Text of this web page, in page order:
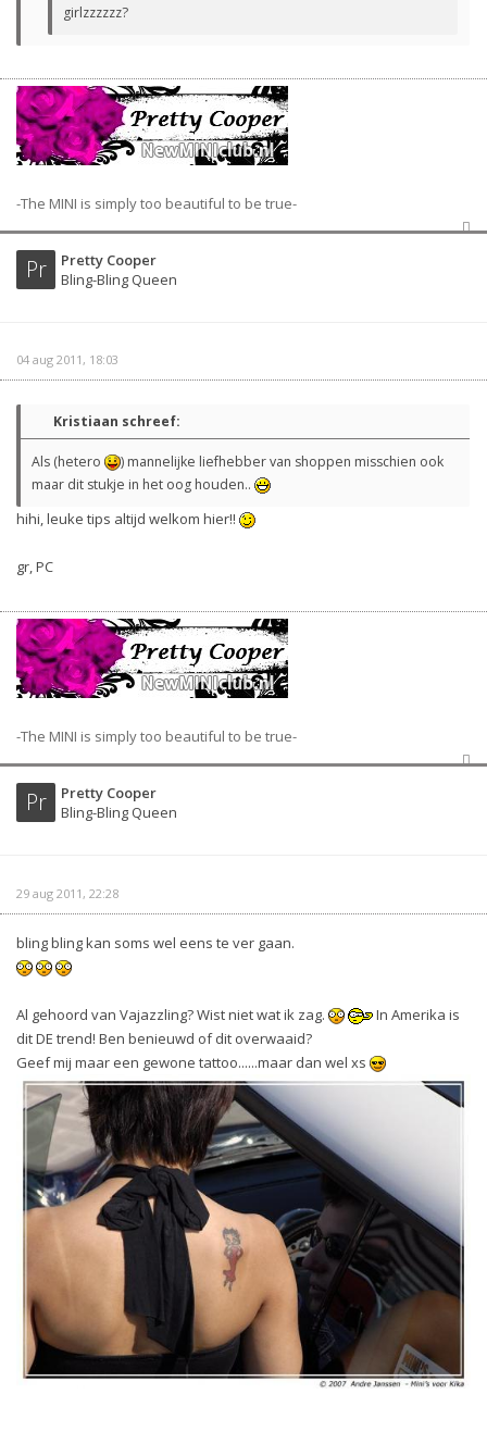
girlzzzzzz?
-The MINI is simply too beautiful to be true-
Pr
Pretty Cooper
Bling-Bling Queen
04 aug 2011, 18:03
Kristiaan schreef:
Als (hetero
) mannelijke liefhebber van shoppen misschien ook
maar dit stukje in het oog houden..
hihi, leuke tips altijd welkom hier!!
gr, PC
-The MINI is simply too beautiful to be true-
Pr
Pretty Cooper
Bling-Bling Queen
29 aug 2011, 22:28
bling bling kan soms wel eens te ver gaan.
Al gehoord van Vajazzling? Wist niet wat ik zag.
In Amerika is
dit DE trend! Ben benieuwd of dit overwaaid?
Geef mij maar een gewone tattoo......maar dan wel xs